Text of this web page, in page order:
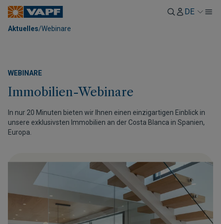
DE
Aktuelles/Webinare
WEBINARE
Immobilien-Webinare
In nur 20 Minuten bieten wir Ihnen einen einzigartigen Einblick in
unsere exklusivsten Immobilien an der Costa Blanca in Spanien,
Europa.